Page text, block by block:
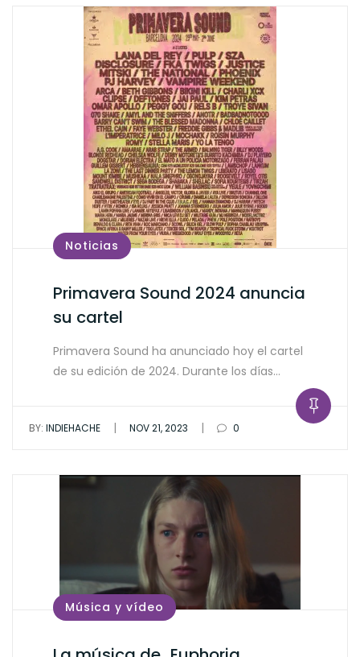
Noticias
Primavera Sound 2024 anuncia
su cartel
Primavera Sound ha anunciado hoy el cartel
de su edición de 2024. Durante los días…
BY: INDIEHACHE | NOV 21, 2023 | 0
Música y vídeo